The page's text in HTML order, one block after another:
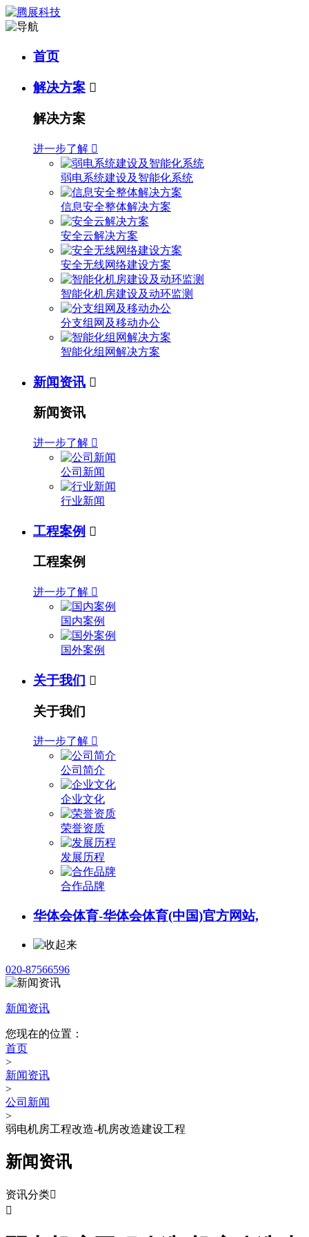
首页
解决方案 
解决方案
进一步了解 
弱电系统建设及智能化系统
信息安全整体解决方案
安全云解决方案
安全无线网络建设方案
智能化机房建设及动环监测
分支组网及移动办公
智能化组网解决方案
新闻资讯 
新闻资讯
进一步了解 
公司新闻
行业新闻
工程案例 
工程案例
进一步了解 
国内案例
国外案例
关于我们 
关于我们
进一步了解 
公司简介
企业文化
荣誉资质
发展历程
合作品牌
华体会体育-华体会体育(中国)官方网站,
020-87566596
新闻资讯
您现在的位置：
首页
>
新闻资讯
>
公司新闻
>
弱电机房工程改造-机房改造建设工程
新闻资讯
资讯分类
